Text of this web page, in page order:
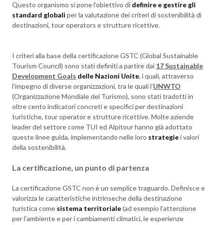
Questo organismo si pone l’obiettivo di definire e gestire gli
standard globali per la valutazione dei criteri di sostenibilità di
destinazioni, tour operators e strutture ricettive.
I criteri alla base della certificazione GSTC (Global Sustainable
Tourism Council) sono stati definiti a partire dai 17 Sustainable
Development Goals delle Nazioni Unite, i quali, attraverso
l’impegno di diverse organizzazioni, tra le quali l’UNWTO
(Organizzazione Mondiale del Turismo), sono stati tradotti in
oltre cento indicatori concreti e specifici per destinazioni
turistiche, tour operator e strutture ricettive. Molte aziende
leader del settore come TUI ed Alpitour hanno già adottato
queste linee guida, implementando nelle loro strategiei valori
della sostenibilità.
La certificazione, un punto di partenza
La certificazione GSTC non è un semplice traguardo. Definisce e
valorizza le caratteristiche intrinseche della destinazione
turistica come sistema territoriale(ad esempio l’attenzione
per l’ambiente e per i cambiamenti climatici, le esperienze